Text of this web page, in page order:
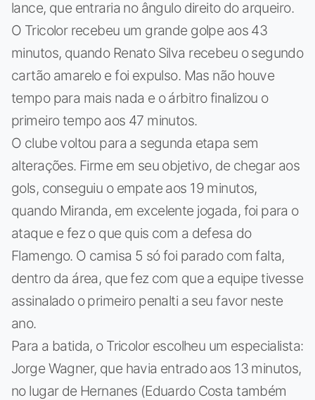
lance, que entraria no ângulo direito do arqueiro.
O Tricolor recebeu um grande golpe aos 43
minutos, quando Renato Silva recebeu o segundo
cartão amarelo e foi expulso. Mas não houve
tempo para mais nada e o árbitro finalizou o
primeiro tempo aos 47 minutos.
O clube voltou para a segunda etapa sem
alterações. Firme em seu objetivo, de chegar aos
gols, conseguiu o empate aos 19 minutos,
quando Miranda, em excelente jogada, foi para o
ataque e fez o que quis com a defesa do
Flamengo. O camisa 5 só foi parado com falta,
dentro da área, que fez com que a equipe tivesse
assinalado o primeiro penalti a seu favor neste
ano.
Para a batida, o Tricolor escolheu um especialista:
Jorge Wagner, que havia entrado aos 13 minutos,
no lugar de Hernanes (Eduardo Costa também